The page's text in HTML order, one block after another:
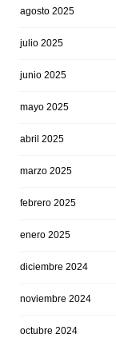
agosto 2025
julio 2025
junio 2025
mayo 2025
abril 2025
marzo 2025
febrero 2025
enero 2025
diciembre 2024
noviembre 2024
octubre 2024